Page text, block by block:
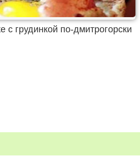
с грудинкой по-дмитрогорски